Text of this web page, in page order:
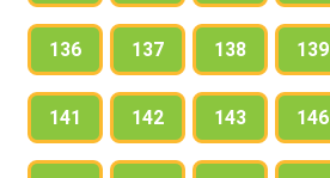
136 137 138 139
141 142 143 146